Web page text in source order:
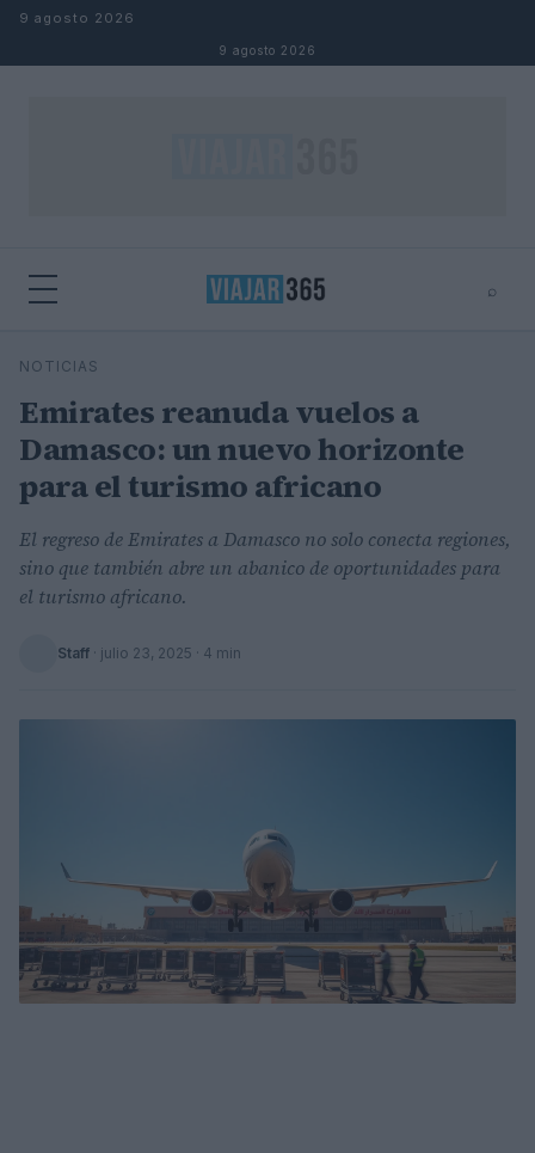
Saltar al contenido
9 agosto 2026
9 agosto 2026
⌕
Buscar
NOTICIAS
Emirates reanuda vuelos a
Damasco: un nuevo horizonte
para el turismo africano
El regreso de Emirates a Damasco no solo conecta regiones,
sino que también abre un abanico de oportunidades para
el turismo africano.
Staff · julio 23, 2025 · 4 min